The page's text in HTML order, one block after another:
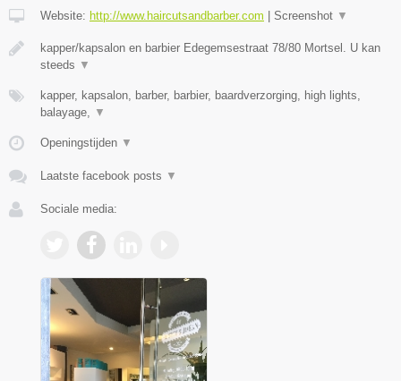
Website: http://www.haircutsandbarber.com Screenshot ▼
kapper/kapsalon en barbier Edegemsestraat 78/80 Mortsel. U kan
steeds ▼
kapper, kapsalon, barber, barbier, baardverzorging, high lights,
balayage, ▼
Openingstijden ▼
Laatste facebook posts ▼
Sociale media: